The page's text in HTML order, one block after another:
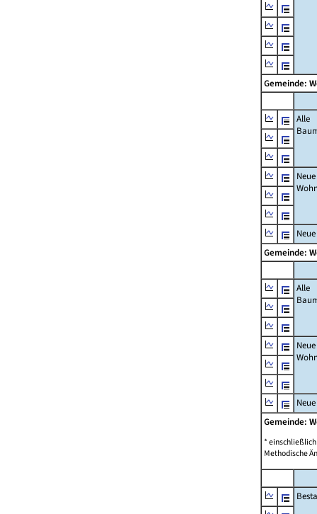
Gemeinde:
Alle
Neue
Gemeinde:
Alle
Neue
Gemeinde:
*
Methodische